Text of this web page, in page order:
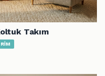
Takım